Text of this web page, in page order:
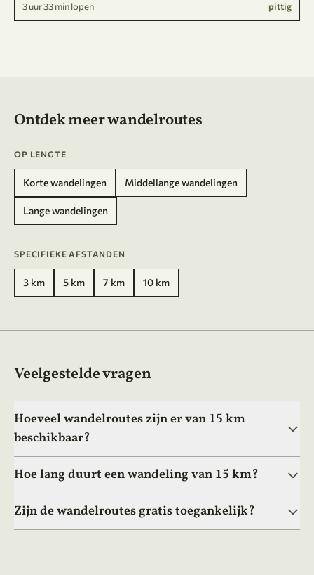
3 uur 33 min lopen pittig
Ontdek meer wandelroutes
OP LENGTE
Korte wandelingen Middellange wandelingen
Lange wandelingen
SPECIFIEKE AFSTANDEN
3 km 5 km 7 km 10 km
Veelgestelde vragen
Hoeveel wandelroutes zijn er van 15 km
beschikbaar?
Hoe lang duurt een wandeling van 15 km?
Zijn de wandelroutes gratis toegankelijk?